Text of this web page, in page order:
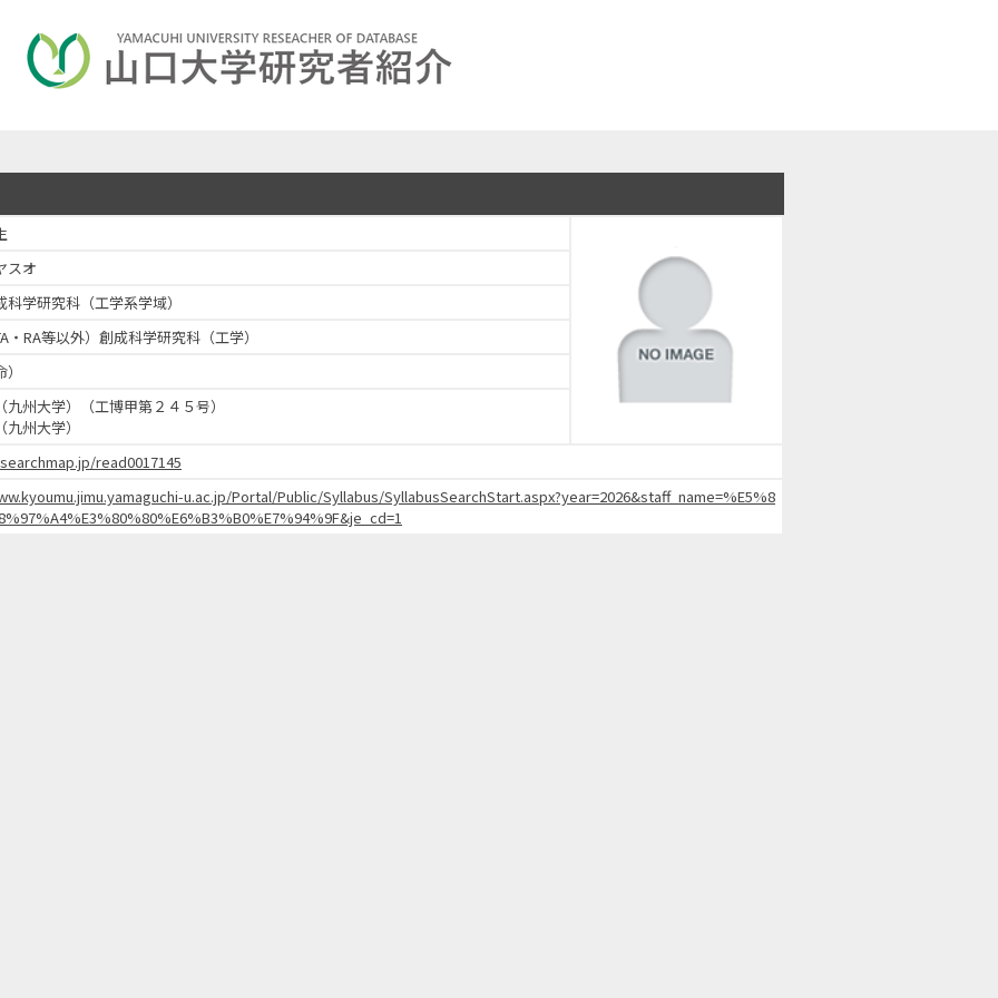
スオ
学研究科（工学系学域）
・RA等以外）創成科学研究科（工学）
九州大学）（工博甲第２４５号）
州大学）
read0017145
u.ac.jp/Portal/Public/Syllabus/SyllabusSearchStart.aspx?year=2026&staff_name=%E5%8